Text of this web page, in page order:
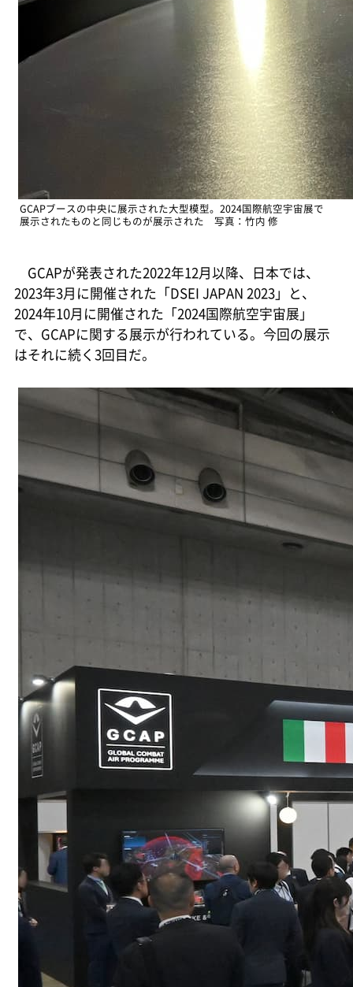
GCAPブースの中央に展示された大型模型。2024国際航空宇宙展で
展示されたものと同じものが展示された 写真：竹内 修
GCAPが発表された2022年12月以降、日本では、
2023年3月に開催された「DSEI JAPAN 2023」と、
2024年10月に開催された「2024国際航空宇宙展」
で、GCAPに関する展示が行われている。今回の展示
はそれに続く3回目だ。